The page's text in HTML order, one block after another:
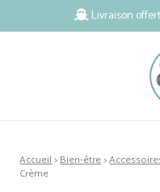
Livraison
Accueil>Bien-être>
Crème